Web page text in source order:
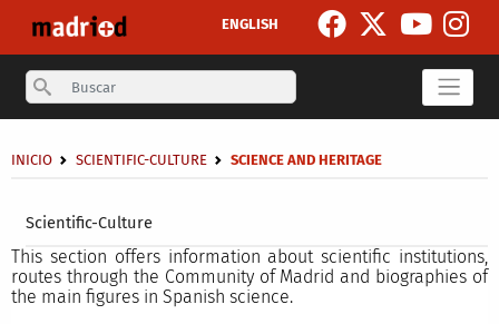
ENGLISH
Search
Scientific-Culture
Breadcrumb
INICIO SCIENTIFIC-CULTURE SCIENCE AND HERITAGE
This section offers information about scientific institutions,
routes through the Community of Madrid and biographies of
the main figures in Spanish science.